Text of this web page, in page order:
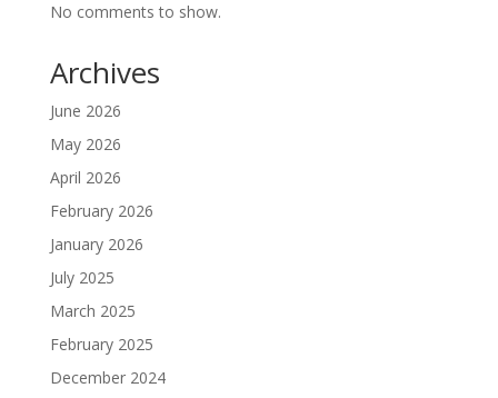
No comments to show.
Archives
June 2026
May 2026
April 2026
February 2026
January 2026
July 2025
March 2025
February 2025
December 2024